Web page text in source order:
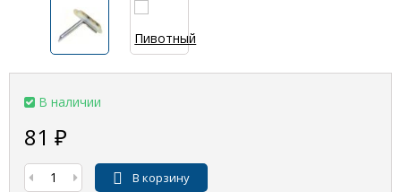
В наличии
81 ₽
В корзину